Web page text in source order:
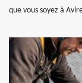
que vous soyez à